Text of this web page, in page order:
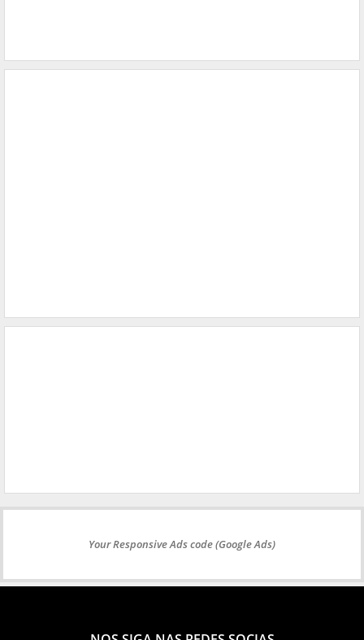
Your Responsive Ads code (Google Ads)